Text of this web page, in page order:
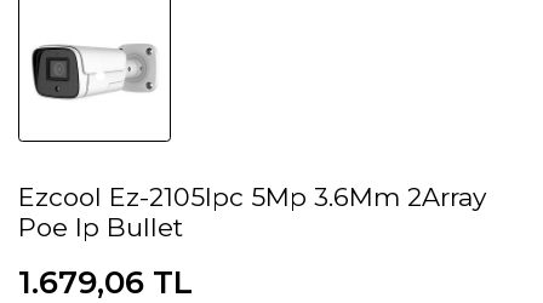
Ezcool Ez-2105Ipc 5Mp 3.6Mm 2Array
Poe Ip Bullet
1.679,06 TL